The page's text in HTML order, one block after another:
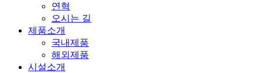
연혁
오시는 길
제품소개
국내제품
해외제품
시설소개